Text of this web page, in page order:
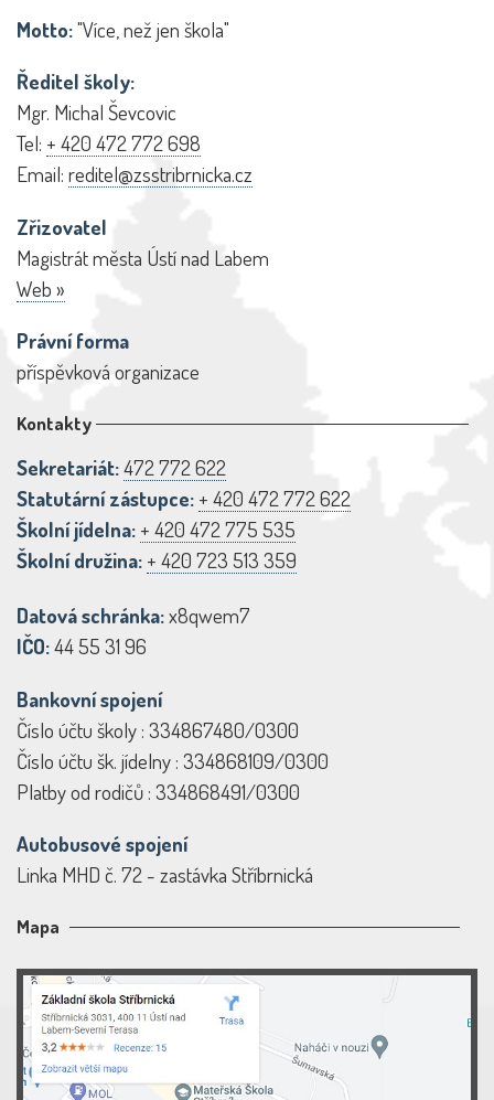
Motto:"Více, než jen škola"
Ředitel školy:
Mgr. Michal Ševcovic
Tel: + 420 472 772 698
Email: reditel@zsstribrnicka.cz
Zřizovatel
Magistrát města Ústí nad Labem
Web »
Právní forma
příspěvková organizace
Kontakty
Sekretariát:472 772 622
Statutární zástupce: + 420 472 772 622
Školní jídelna: + 420 472 775 535
Školní družina: + 420 723 513 359
Datová schránka:x8qwem7
IČO:44 55 31 96
Bankovní spojení
Číslo účtu školy : 334867480/0300
Číslo účtu šk. jídelny : 334868109/0300
Platby od rodičů : 334868491/0300
Autobusové spojení
Linka MHD č. 72 - zastávka Stříbrnická
Mapa